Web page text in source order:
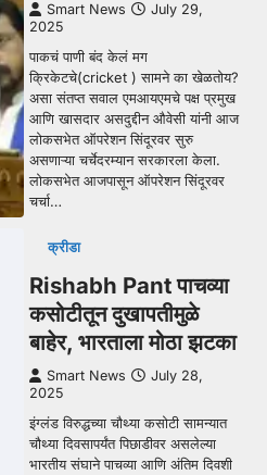
Smart News
July 29,
2025
पाकचं पाणी बंद केलं मग
क्रिकेटचे(cricket ) सामने का खेळतोय?
असा संतप्त सवाल एमआयएमचे पक्ष प्रमुख
आणि खासदार असदुद्दीन औवेसी यांनी आज
लोकसभेत ऑपरेशन सिंदूरवर सुरु
असणाऱ्या चर्चेदरम्यान सरकारला केला.
लोकसभेत आजपासून ऑपरेशन सिंदूरवर
चर्चा…
क्रीडा
Rishabh Pant पाचव्या
कसोटीतून दुखापतीमुळे
बाहेर, भारताला मोठा झटका
Smart News
July 28,
2025
इंग्लंड विरुद्धच्या चौथ्या कसोटी सामन्यात
चौथ्या दिवसापर्यंत पिछाडीवर असलेल्या
भारतीय संघाने पाचव्या आणि अंतिम दिवशी